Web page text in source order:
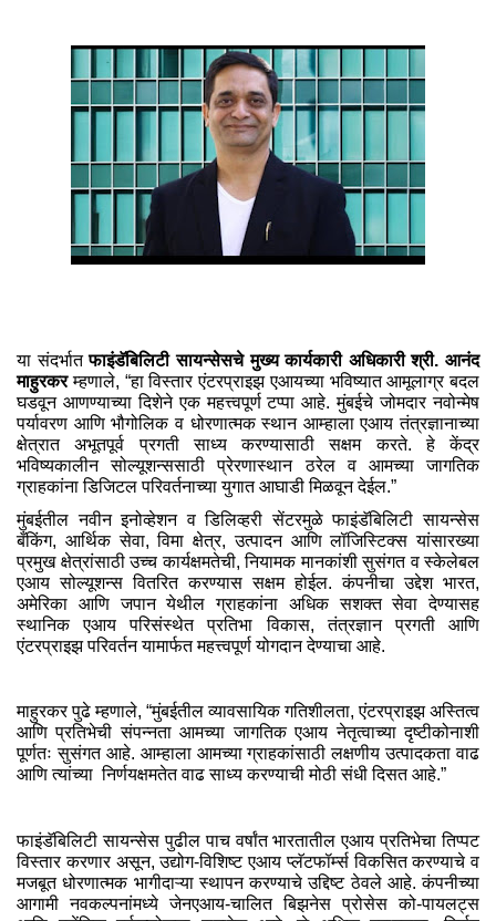
या संदर्भातफाइंडॅबिलिटी सायन्सेसचे मुख्य कार्यकारी अधिकारी श्री. आनंद
माहुरकरम्हणाले, “हा विस्तार एंटरप्राइझ एआयच्या भविष्यात आमूलाग्र बदल
घडवून आणण्याच्या दिशेने एक महत्त्वपूर्ण टप्पा आहे. मुंबईचे जोमदार नवोन्मेष
पर्यावरण आणि भौगोलिक व धोरणात्मक स्थान आम्हाला एआय तंत्रज्ञानाच्या
क्षेत्रात अभूतपूर्व प्रगती साध्य करण्यासाठी सक्षम करते. हे केंद्र
भविष्यकालीन सोल्यूशन्ससाठी प्रेरणास्थान ठरेल व आमच्या जागतिक
ग्राहकांना डिजिटल परिवर्तनाच्या युगात आघाडी मिळवून देईल.”
मुंबईतील नवीन इनोव्हेशन व डिलिव्हरी सेंटरमुळे फाइंडॅबिलिटी सायन्सेस
बँकिंग, आर्थिक सेवा, विमा क्षेत्र, उत्पादन आणि लॉजिस्टिक्स यांसारख्या
प्रमुख क्षेत्रांसाठी उच्च कार्यक्षमतेची, नियामक मानकांशी सुसंगत व स्केलेबल
एआय सोल्यूशन्स वितरित करण्यास सक्षम होईल. कंपनीचा उद्देश भारत,
अमेरिका आणि जपान येथील ग्राहकांना अधिक सशक्त सेवा देण्यासह
स्थानिक एआय परिसंस्थेत प्रतिभा विकास, तंत्रज्ञान प्रगती आणि
एंटरप्राइझ परिवर्तन यामार्फत महत्त्वपूर्ण योगदान देण्याचा आहे.
माहुरकर पुढे म्हणाले, “मुंबईतील व्यावसायिक गतिशीलता, एंटरप्राइझ अस्तित्व
आणि प्रतिभेची संपन्नता आमच्या जागतिक एआय नेतृत्वाच्या दृष्टीकोनाशी
पूर्णतः सुसंगत आहे. आम्हाला आमच्या ग्राहकांसाठी लक्षणीय उत्पादकता वाढ
आणि त्यांच्या निर्णयक्षमतेत वाढ साध्य करण्याची मोठी संधी दिसत आहे.”
फाइंडॅबिलिटी सायन्सेस पुढील पाच वर्षांत भारतातील एआय प्रतिभेचा तिप्पट
विस्तार करणार असून, उद्योग-विशिष्ट एआय प्लॅटफॉर्म्स विकसित करण्याचे व
मजबूत धोरणात्मक भागीदाऱ्या स्थापन करण्याचे उद्दिष्ट ठेवले आहे. कंपनीच्या
आगामी नवकल्पनांमध्ये जेनएआय-चालित बिझनेस प्रोसेस को-पायलट्स